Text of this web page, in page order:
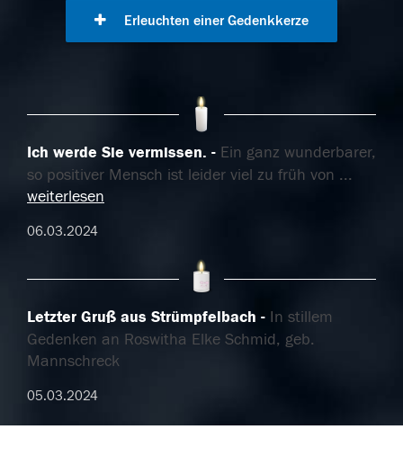
Erleuchten einer Gedenkkerze
Ich werde Sie vermissen.
Ein ganz wunderbarer,
so positiver Mensch ist leider viel zu früh von ...
weiterlesen
06.03.2024
Letzter Gruß aus Strümpfelbach
In stillem
Gedenken an Roswitha Elke Schmid, geb.
Mannschreck
05.03.2024